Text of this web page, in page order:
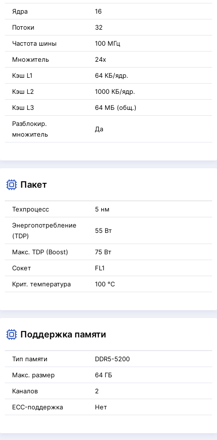
Ядра 16
Потоки 32
Частота шины 100 МГц
Множитель 24x
Кэш L1 64 КБ/ядр.
Кэш L2 1000 КБ/ядр.
Кэш L3 64 МБ (общ.)
Разблокир.
множитель
Да
Пакет
Техпроцесс 5 нм
Энергопотребление
(TDP)
55 Вт
Макс. TDP (Boost) 75 Вт
Сокет FL1
Крит. температура 100 °C
Поддержка памяти
Тип памяти DDR5-5200
Макс. размер 64 ГБ
Каналов 2
ECC-поддержка Нет